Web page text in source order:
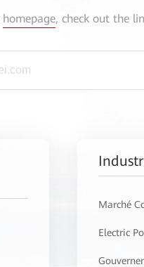
homepage, check out the
Marché
Electric